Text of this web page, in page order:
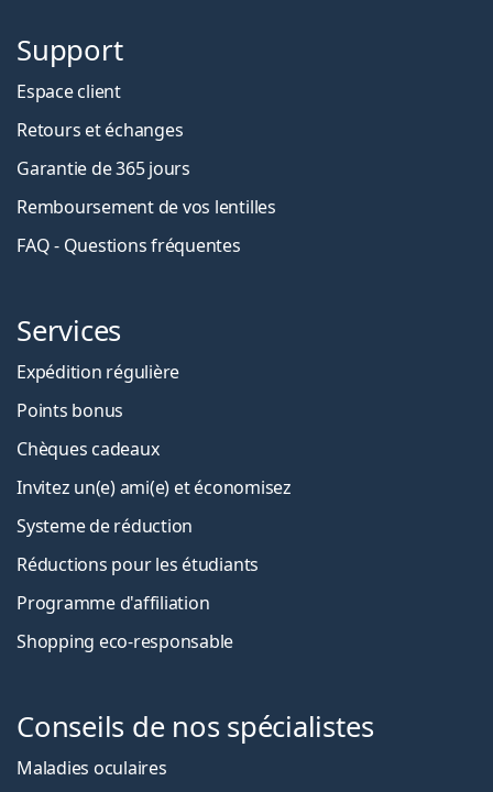
Support
Espace client
Retours et échanges
Garantie de 365 jours
Remboursement de vos lentilles
FAQ - Questions fréquentes
Services
Expédition régulière
Points bonus
Chèques cadeaux
Invitez un(e) ami(e) et économisez
Systeme de réduction
Réductions pour les étudiants
Programme d'affiliation
Shopping eco-responsable
Conseils de nos spécialistes
Maladies oculaires